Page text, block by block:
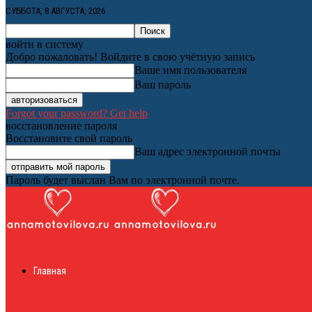
СУББОТА, 8 АВГУСТА, 2026
войти в систему
Добро пожаловать! Войдите в свою учётную запись
Ваше имя пользователя
Ваш пароль
Forgot your password? Get help
восстановление пароля
Восстановите свой пароль
Ваш адрес электронной почты
Пароль будет выслан Вам по электронной почте.
Главная